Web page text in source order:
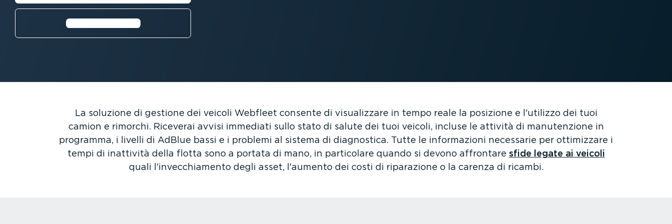
⁠Guarda il video
La soluzione di gestione dei veicoli Webfleet consente di visua­lizzare in tempo reale la posizione e l'utilizzo dei tuoi
camion e rimorchi. Riceverai avvisi immediati sullo stato di salute dei tuoi veicoli, incluse le attività di manuten­zione in
programma, i livelli di AdBlue bassi e i problemi al sistema di diagnostica. Tutte le infor­ma­zioni necessarie per ottimizzare i
tempi di inattività della flotta sono a portata di mano, in particolare quando si devono affrontare sfide legate ai veicoli
quali l'invec­chia­mento degli asset, l'aumento dei costi di riparazione o la carenza di ricambi.